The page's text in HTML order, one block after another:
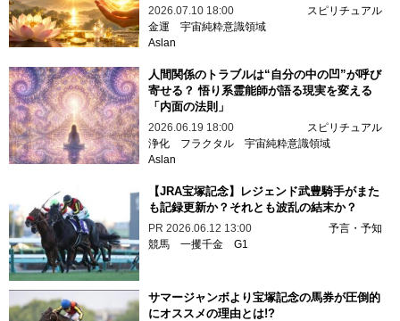
2026.07.10 18:00
スピリチュアル
金運 宇宙純粋意識領域
Aslan
人間関係のトラブルは“自分の中の凹”が呼び
寄せる？ 悟り系霊能師が語る現実を変える
「内面の法則」
2026.06.19 18:00
スピリチュアル
浄化
フラクタル 宇宙純粋意識領域
Aslan
【JRA宝塚記念】レジェンド武豊騎手がまた
も記録更新か？それとも波乱の結末か？
PR 2026.06.12 13:00
予言・予知
競馬 一攫千金 G1
サマージャンボより宝塚記念の馬券が圧倒的
にオススメの理由とは!?